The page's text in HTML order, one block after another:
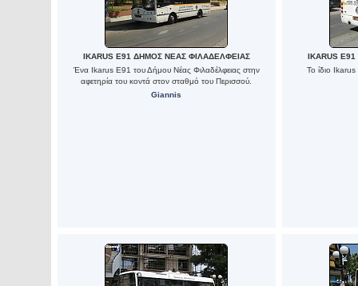
IKARUS E91 ΔΗΜΟΣ ΝΕΑΣ ΦΙΛΑΔΕΛΦΕΙΑΣ
Ένα Ikarus E91 του Δήμου Νέας Φιλαδέλφειας στην
αφετηρία του κοντά στον σταθμό του Περισσού.
Giannis
IKARUS
Το ίδιο